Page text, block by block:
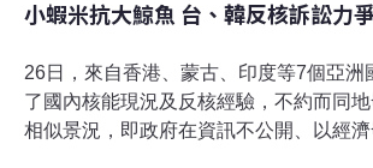
小蝦米抗大鯨魚 台、韓反核訴訟力
26日，來自香港、蒙古、印度等7個亞洲
了國內核能現況及反核經驗，不約而同
相似景況，即政府在資訊不公開、以經